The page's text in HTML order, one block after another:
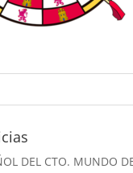
DEL CTO. MUNDO